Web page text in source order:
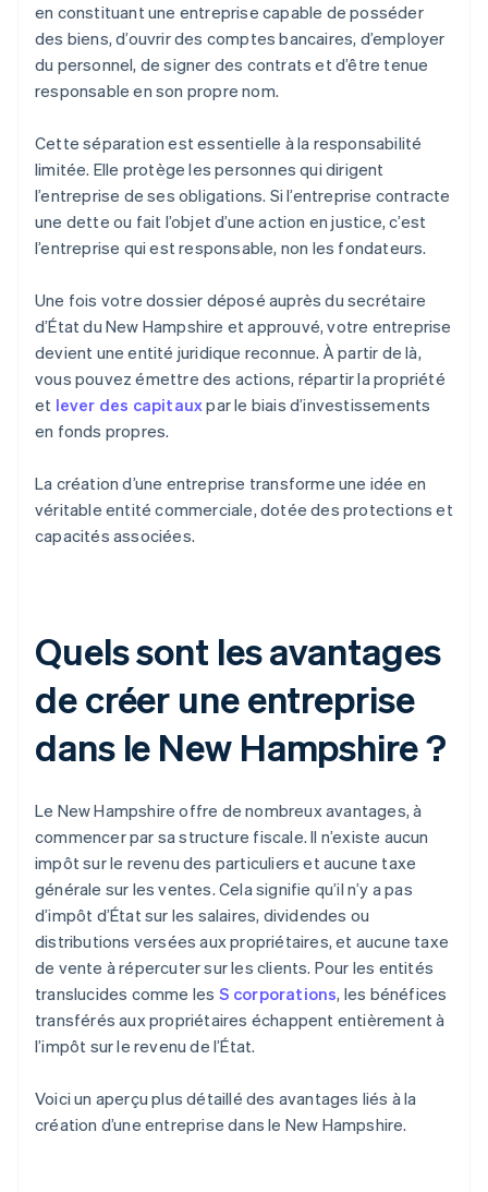
en constituant une entreprise capable de posséder
des biens, d’ouvrir des comptes bancaires, d’employer
du personnel, de signer des contrats et d’être tenue
responsable en son propre nom.
Cette séparation est essentielle à la responsabilité
limitée. Elle protège les personnes qui dirigent
l’entreprise de ses obligations. Si l’entreprise contracte
une dette ou fait l’objet d’une action en justice, c’est
l’entreprise qui est responsable, non les fondateurs.
Une fois votre dossier déposé auprès du secrétaire
d’État du New Hampshire et approuvé, votre entreprise
devient une entité juridique reconnue. À partir de là,
vous pouvez émettre des actions, répartir la propriété
et lever des capitauxpar le biais d’investissements
en fonds propres.
La création d’une entreprise transforme une idée en
véritable entité commerciale, dotée des protections et
capacités associées.
Quels sont les avantages
de créer une entreprise
dans le New Hampshire ?
Le New Hampshire offre de nombreux avantages, à
commencer par sa structure fiscale. Il n’existe aucun
impôt sur le revenu des particuliers et aucune taxe
générale sur les ventes. Cela signifie qu’il n’y a pas
d’impôt d’État sur les salaires, dividendes ou
distributions versées aux propriétaires, et aucune taxe
de vente à répercuter sur les clients. Pour les entités
translucides comme les S corporations, les bénéfices
transférés aux propriétaires échappent entièrement à
l’impôt sur le revenu de l’État.
Voici un aperçu plus détaillé des avantages liés à la
création d’une entreprise dans le New Hampshire.